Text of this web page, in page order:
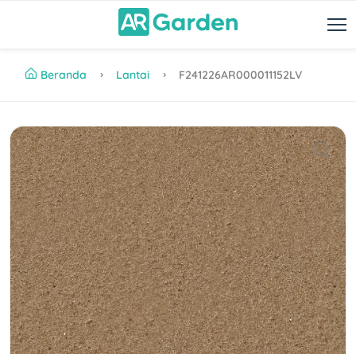
Beranda Lantai F241226AR000011152LV